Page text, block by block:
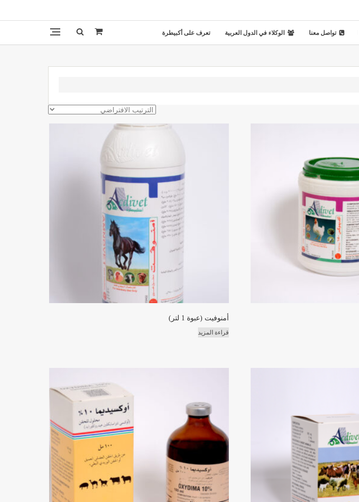
تواصل معنا الوكلاء في الدول العربية تعرف على أكبيطرة
أمنوفيت (عبوة 1 لتر)
قراءة المزيد